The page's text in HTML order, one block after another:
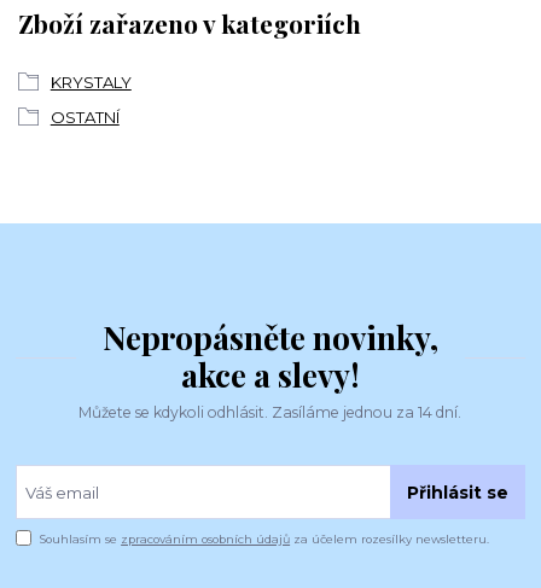
Zboží zařazeno v kategoriích
KRYSTALY
OSTATNÍ
Nepropásněte novinky,
akce a slevy!
Můžete se kdykoli odhlásit. Zasíláme jednou za 14 dní.
Přihlásit se
Souhlasím se zpracováním osobních údajů za účelem rozesílky newsletteru.